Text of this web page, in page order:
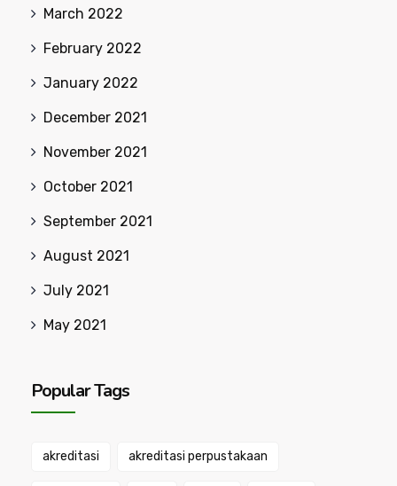
March 2022
February 2022
January 2022
December 2021
November 2021
October 2021
September 2021
August 2021
July 2021
May 2021
Popular Tags
akreditasi akreditasi perpustakaan